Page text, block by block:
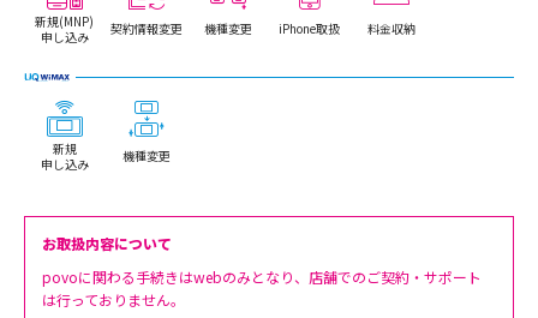
新規(MNP)
申し込み
契約情報変更 機種変更 iPhone取扱 料金収納
新規
申し込み
機種変更
お取扱内容について
povoに関わる手続きはwebのみとなり、店舗でのご契約・サポート
は行っておりません。